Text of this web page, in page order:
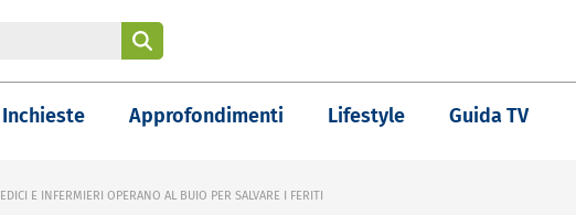
Inchieste Approfondimenti Lifestyle Guida TV
E INFERMIERI OPERANO AL BUIO PER SALVARE I FERITI